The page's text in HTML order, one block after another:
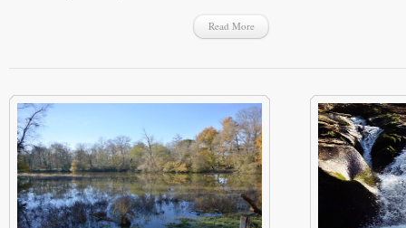
Read More